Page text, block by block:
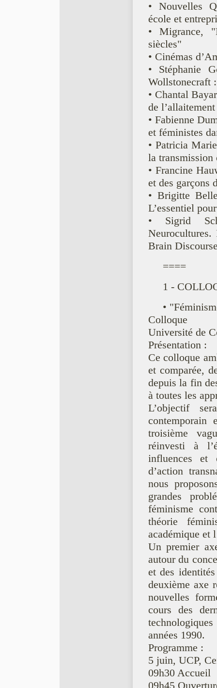
• Nouvelles
école et
• Migrance,
siècles"
• Cinémas
• Stéphanie
Wollstonecraft
• Chantal
de
• Fabienne
et féministes
• Patricia
la
• Francine
et des garçons
• Brigitte
L’essentiel
• Sigrid
Neurocultures.
Brain
====
1 -
•
Colloque
Université de
Présentation :
Ce colloque
et comparée,
depuis la fin
à toutes les
L’objectif
contemporain
troisième
réinvesti à
influences et
d’action
nous
grandes
féminisme
théorie
académique et
Un premier
autour du
et des
deuxième axe
nouvelles
cours des
années 1990.
Programme :
5 juin, UCP,
09h30 Accueil
09h45